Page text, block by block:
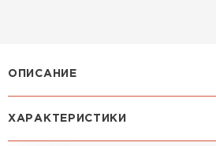
ОПИСАНИЕ
Профиль ЛАМОНТЕРРА:
ХАРАКТЕРИСТИКИ